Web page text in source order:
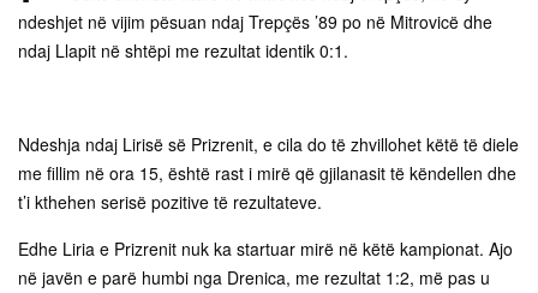
ndeshjet në vijim pësuan ndaj Trepçës ’89 po në Mitrovicë dhe
ndaj Llapit në shtëpi me rezultat identik 0:1.
Ndeshja ndaj Lirisë së Prizrenit, e cila do të zhvillohet këtë të diele
me fillim në ora 15, është rast i mirë që gjilanasit të këndellen dhe
t’i kthehen serisë pozitive të rezultateve.
Edhe Liria e Prizrenit nuk ka startuar mirë në këtë kampionat. Ajo
në javën e parë humbi nga Drenica, me rezultat 1:2, më pas u